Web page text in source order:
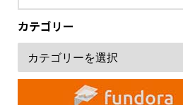
カテゴリー